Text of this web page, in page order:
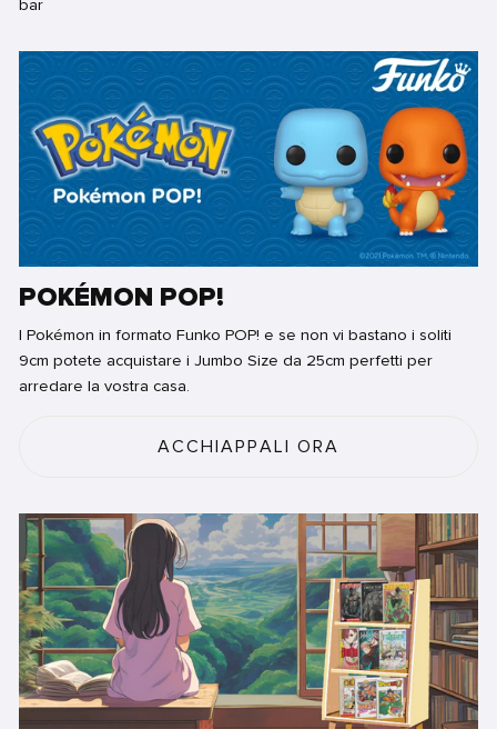
POKÉMON POP!
I Pokémon in formato Funko POP! e se non vi bastano i soliti
9cm potete acquistare i Jumbo Size da 25cm perfetti per
arredare la vostra casa.
ACCHIAPPALI ORA